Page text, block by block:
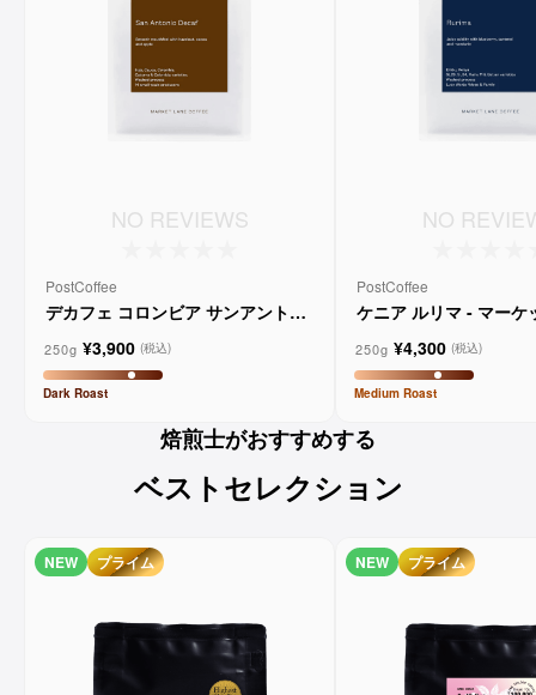
NO REVIEWS
PostCoffee
デカフェ コロンビア サンアントニ
250g ¥3,900 (税込)
Dark Roast
NO
PostCoffee
ケニア ルリマ - マーケ
250g ¥4,300 (税込)
Medium Roast
焙煎士がおすすめする
ベストセレクション
NEW プライム NEW プライム